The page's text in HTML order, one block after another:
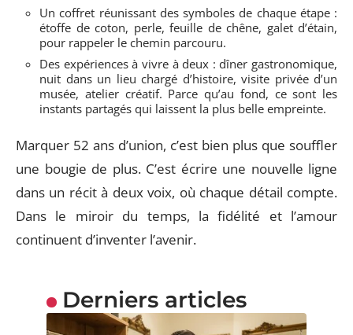
Un coffret réunissant des symboles de chaque étape :
étoffe de coton, perle, feuille de chêne, galet d’étain,
pour rappeler le chemin parcouru.
Des expériences à vivre à deux : dîner gastronomique,
nuit dans un lieu chargé d’histoire, visite privée d’un
musée, atelier créatif. Parce qu’au fond, ce sont les
instants partagés qui laissent la plus belle empreinte.
Marquer 52 ans d’union, c’est bien plus que souffler
une bougie de plus. C’est écrire une nouvelle ligne
dans un récit à deux voix, où chaque détail compte.
Dans le miroir du temps, la fidélité et l’amour
continuent d’inventer l’avenir.
Derniers articles